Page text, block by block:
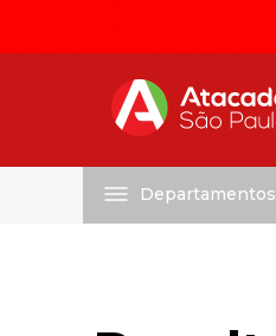
Departamentos